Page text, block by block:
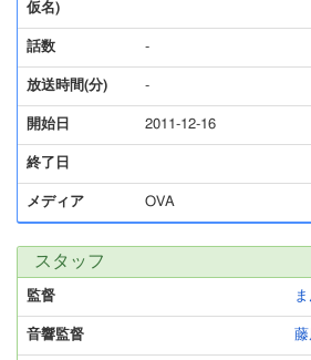
仮名)
話数 -
放送時間(分) -
開始日 2011-12-16
終了日
メディア OVA
スタッフ
監督
音響監督